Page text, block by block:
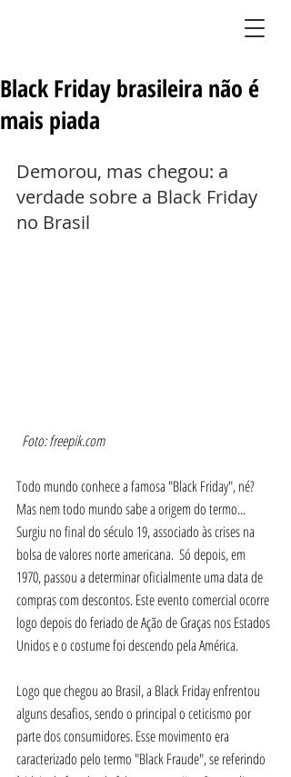
Black Friday brasileira não é
mais piada
Demorou, mas chegou: a
verdade sobre a Black Friday
no Brasil
Foto: freepik.com
Todo mundo conhece a famosa "Black Friday", né?
Mas nem todo mundo sabe a origem do termo...
Surgiu no final do século 19, associado às crises na
bolsa de valores norte americana.  Só depois, em
1970, passou a determinar oficialmente uma data de
compras com descontos. Este evento comercial ocorre
logo depois do feriado de Ação de Graças nos Estados
Unidos e o costume foi descendo pela América.
Logo que chegou ao Brasil, a Black Friday enfrentou
alguns desafios, sendo o principal o ceticismo por
parte dos consumidores. Esse movimento era
caracterizado pelo termo "Black Fraude", se referindo